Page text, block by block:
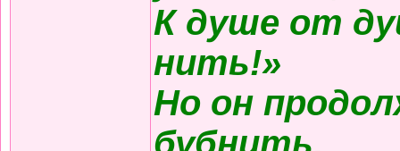
К душе от
нить!»
Но он
бубнить.